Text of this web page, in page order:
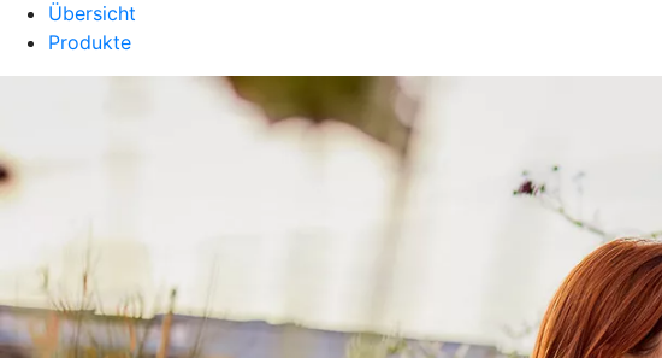
Übersicht
Produkte